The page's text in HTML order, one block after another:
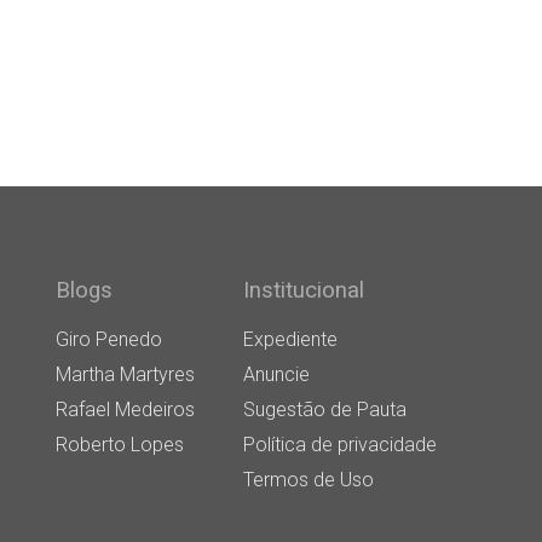
Blogs
Giro Penedo
Martha Martyres
Rafael Medeiros
Roberto Lopes
Institucional
Expediente
Anuncie
Sugestão de Pauta
Política de privacidade
Termos de Uso